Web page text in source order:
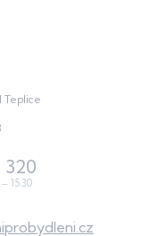
Teplice
320